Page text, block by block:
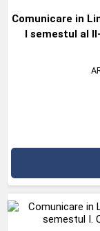
Comunicare in
I semestul al